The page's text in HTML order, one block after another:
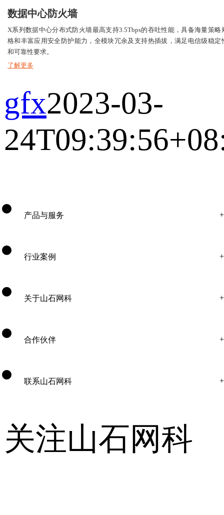
数据中心防火墙
X系列数据中心分布式防火墙最高支持3.5Tbps的吞吐性能，具备海量策略
格和丰富应用安全防护能力，全模块冗余及支持热插拔，满足电信级稳定
和可靠性要求。
了解更多
gfx2023-03-
产品与服务
行业案例
关于山石网科
合作伙伴
联系山石网科
关注山石网科